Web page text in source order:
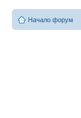
Начало форум